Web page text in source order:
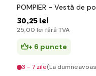
POMPIER - Vestă de
30,25 lei
25,00 lei fără TVA
+ 6 puncte
3 - 7 zile(La